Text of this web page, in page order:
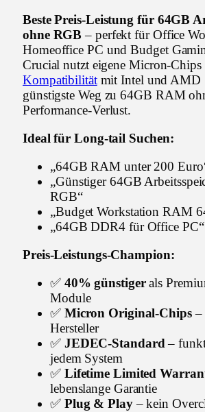
Beste Preis-Leistung für 64GB
ohne RGB– perfekt für Office
Homeoffice PC und Budget
Crucial nutzt eigene Micron-
Kompatibilitätmit Intel und AMD
günstigste Weg zu 64GB RAM
Performance-Verlust.
Ideal für Long-tail Suchen:
„64GB RAM unter 200
„Günstiger 64GB
RGB“
„Budget Workstation RAM
„64GB DDR4 für Office PC“
Preis-Leistungs-Champion:
✅ 40% günstigerals
Module
✅ Micron Original-Chips–
Hersteller
✅ JEDEC-Standard–
jedem System
✅ Lifetime Limited
lebenslange Garantie
✅ Plug & Play– kein